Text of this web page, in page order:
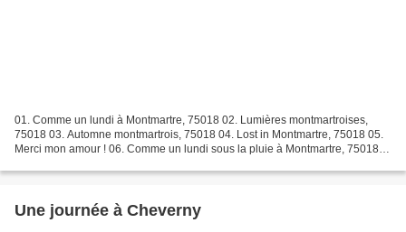
01. Comme un lundi à Montmartre, 75018 02. Lumières montmartroises,
75018 03. Automne montmartrois, 75018 04. Lost in Montmartre, 75018 05.
Merci mon amour ! 06. Comme un lundi sous la pluie à Montmartre, 75018
Une journée à Cheverny